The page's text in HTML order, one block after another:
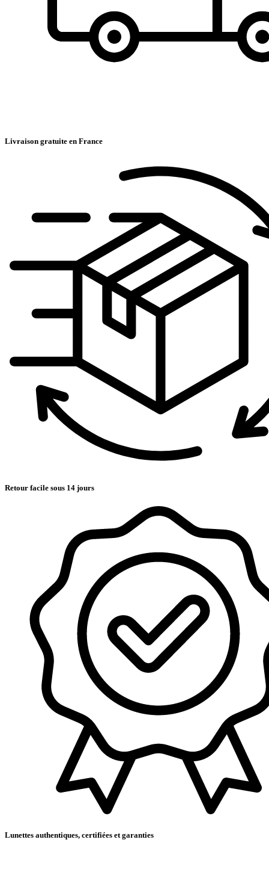
Livraison gratuite en France
Retour facile sous 14 jours
Lunettes authentiques, certifiées et garanties